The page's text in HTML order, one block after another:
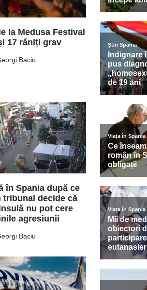
la Medusa Festival
17 răniți grav
Baciu
în Spania după ce
tribunal decide că
nu pot cere
agresiunii
Baciu